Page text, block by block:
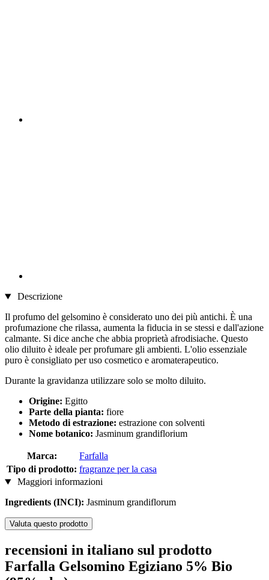
Descrizione
Il profumo del gelsomino è considerato uno dei più antichi. È una
profumazione che rilassa, aumenta la fiducia in se stessi e dall'azione
calmante. Si dice anche che abbia proprietà afrodisiache. Questo
olio diluito è ideale per profumare gli ambienti. L'olio essenziale
puro è consigliato per uso cosmetico e aromaterapeutico.
Durante la gravidanza utilizzare solo se molto diluito.
Origine: Egitto
Parte della pianta: fiore
Metodo di estrazione: estrazione con solventi
Nome botanico: Jasminum grandiflorium
Marca:
Farfalla
Tipo di prodotto: fragranze per la casa
Maggiori informazioni
Ingredients (INCI): Jasminum grandiflorum
Valuta questo prodotto
recensioni in italiano sul prodotto
Farfalla Gelsomino Egiziano 5% Bio